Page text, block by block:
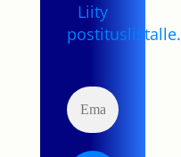
Liity
postituslistalle.